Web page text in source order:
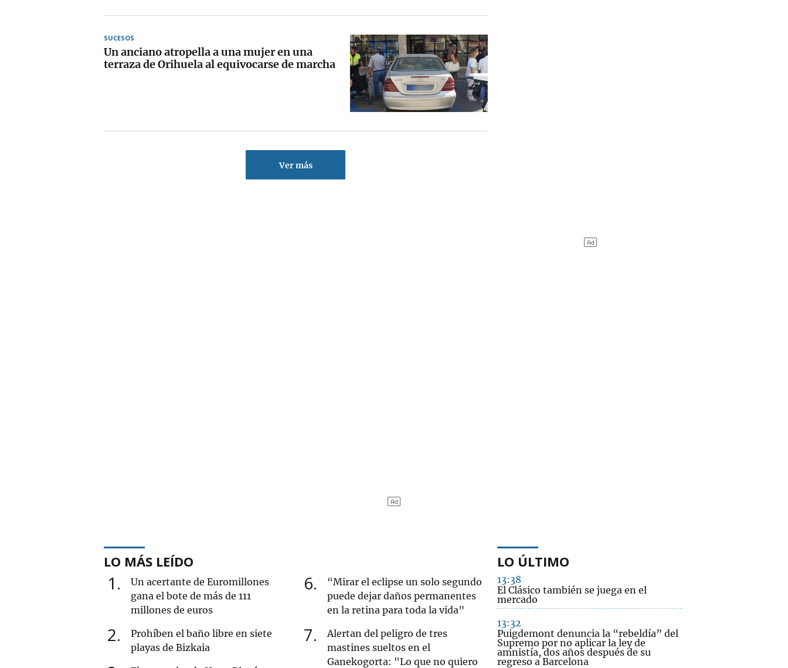
SUCESOS
Un anciano atropella a una mujer en una
terraza de Orihuela al equivocarse de marcha
Ver más
LO MÁS LEÍDO
1
Un acertante de Euromillones
gana el bote de más de 111
millones de euros
2
Prohíben el baño libre en siete
playas de Bizkaia
6
“Mirar el eclipse un solo segundo
puede dejar daños permanentes
en la retina para toda la vida”
7
Alertan del peligro de tres
mastines sueltos en el
Ganekogorta: "Lo que no quiero
LO ÚLTIMO
13:38
El Clásico también se juega en el
mercado
13:32
Puigdemont denuncia la “rebeldía” del
Supremo por no aplicar la ley de
amnistía, dos años después de su
regreso a Barcelona